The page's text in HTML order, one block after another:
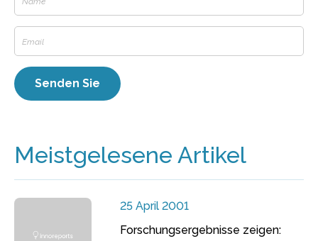
Meistgelesene Artikel
25 April 2001
Forschungsergebnisse zeigen: